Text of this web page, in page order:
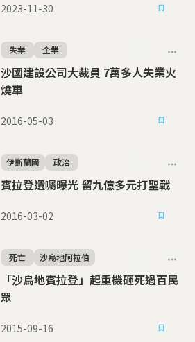
2023-11-30
沙國建設公司大裁員 7萬多人失業火
燒車
失業 企業
2016-05-03
賓拉登遺囑曝光 留九億多元打聖戰
伊斯蘭國 政治
2016-03-02
「沙烏地賓拉登」起重機砸死過百民
眾
死亡 沙烏地阿拉伯
2015-09-16